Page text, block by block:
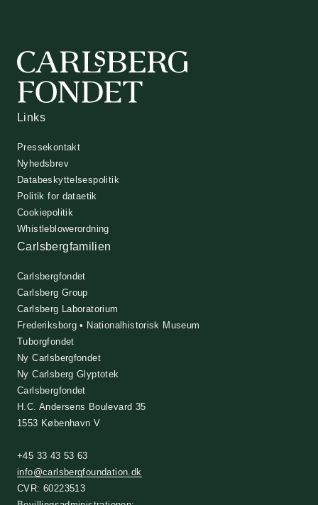
Links
Pressekontakt
Nyhedsbrev
Databeskyttelsespolitik
Politik for dataetik
Cookiepolitik
Whistleblowerordning
Carlsbergfamilien
Carlsbergfondet
Carlsberg Group
Carlsberg Laboratorium
Frederiksborg • Nationalhistorisk Museum
Tuborgfondet
Ny Carlsbergfondet
Ny Carlsberg Glyptotek
Carlsbergfondet
H.C. Andersens Boulevard 35
1553 København V
+45 33 43 53 63
info@carlsbergfoundation.dk
CVR: 60223513